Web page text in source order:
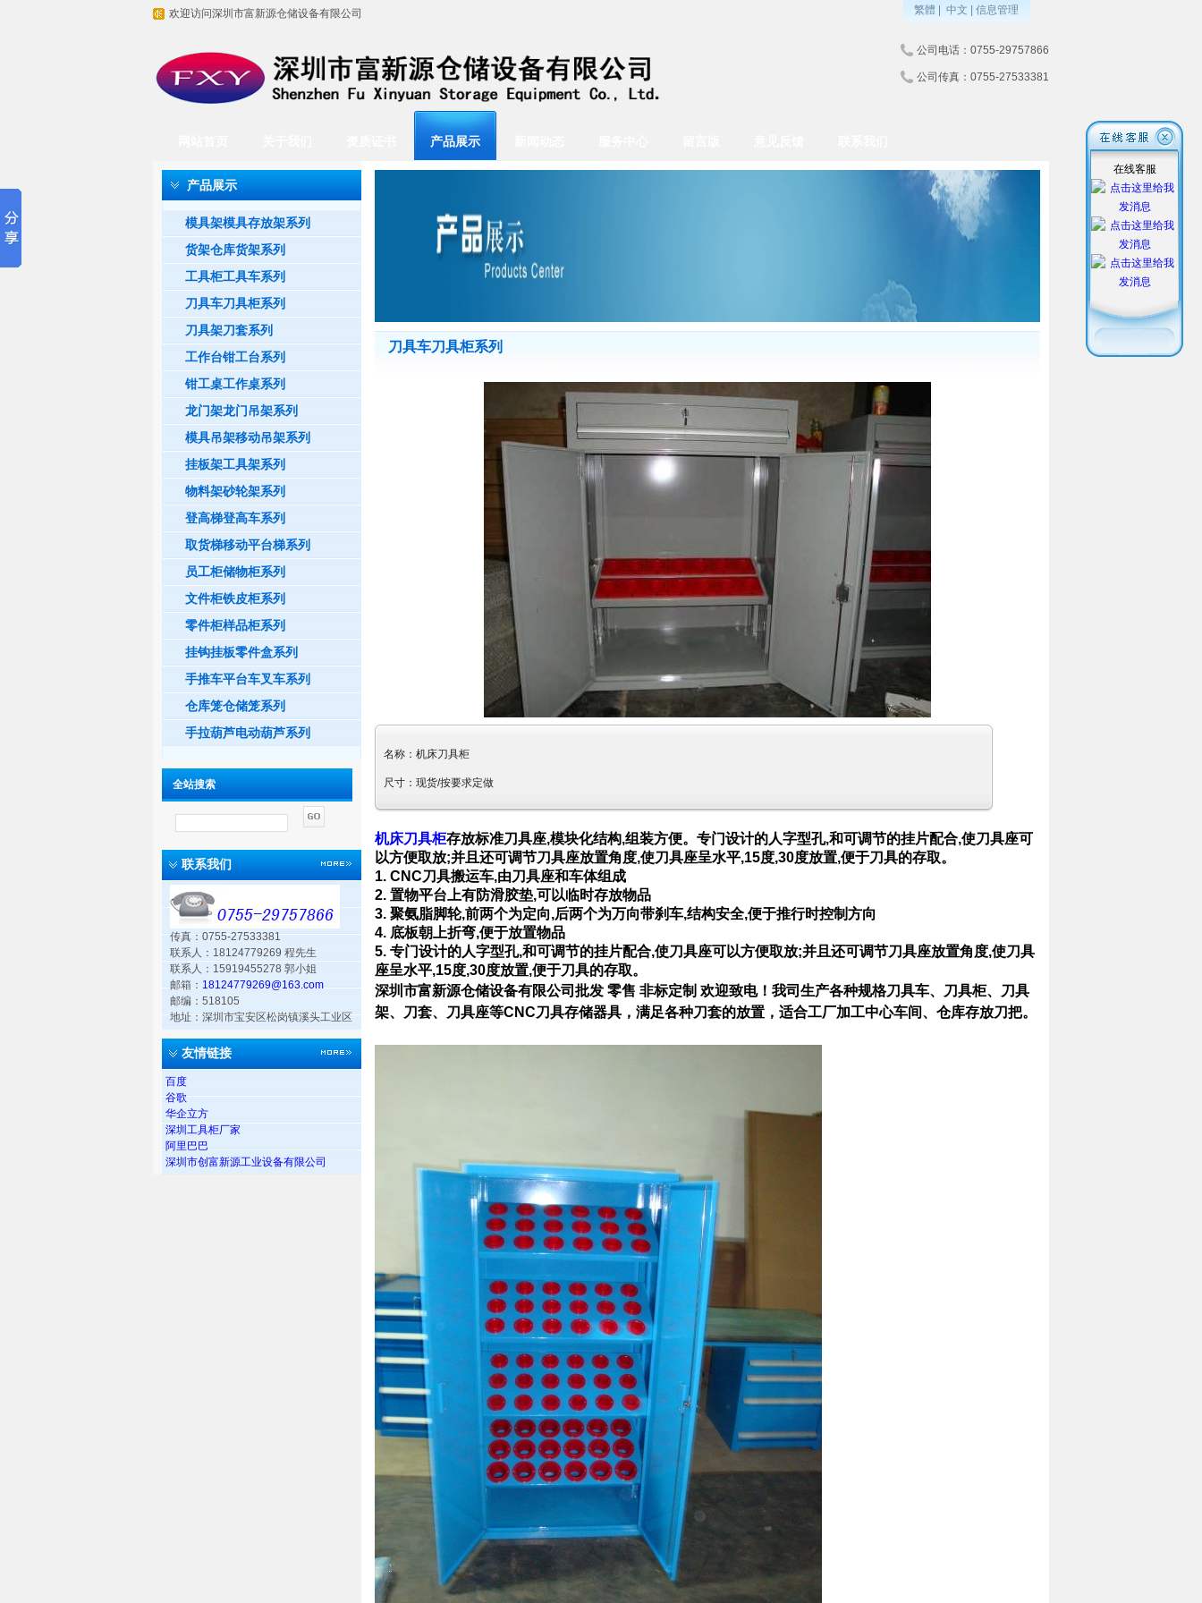
欢迎访问深圳市富新源仓储设备有限公司 繁體 中文 信息管理
公司电话：0755-29757866
公司传真：0755-27533381
产品展示
产品展示
模具架模具存放架系列
货架仓库货架系列
工具柜工具车系列
刀具车刀具柜系列
刀具架刀套系列
工作台钳工台系列
钳工桌工作桌系列
龙门架龙门吊架系列
模具吊架移动吊架系列
挂板架工具架系列
物料架砂轮架系列
登高梯登高车系列
取货梯移动平台梯系列
员工柜储物柜系列
文件柜铁皮柜系列
零件柜样品柜系列
挂钩挂板零件盒系列
手推车平台车叉车系列
仓库笼仓储笼系列
手拉葫芦电动葫芦系列
全站搜索
联系我们
传真：0755-27533381
联系人：18124779269 程先生
联系人：15919455278 郭小姐
邮箱：18124779269@163.com
邮编：518105
地址：深圳市宝安区松岗镇溪头工业区
友情链接
百度
谷歌
华企立方
深圳工具柜厂家
阿里巴巴
深圳市创富新源工业设备有限公司
刀具车刀具柜系列
名称： 机床刀具柜
尺寸：现货/按要求定做
机床刀具柜存放标准刀具座,模块化结构,组装方便。专门设计的人字型孔,和可调节的挂片配合,使刀具座可
以方便取放;并且还可调节刀具座放置角度,使刀具座呈水平,15度,30度放置,便于刀具的存取。
1. CNC刀具搬运车,由刀具座和车体组成
2. 置物平台上有防滑胶垫,可以临时存放物品
3. 聚氨脂脚轮,前两个为定向,后两个为万向带刹车,结构安全,便于推行时控制方向
4. 底板朝上折弯,便于放置物品
5. 专门设计的人字型孔,和可调节的挂片配合,使刀具座可以方便取放;并且还可调节刀具座放置角度,使刀具
座呈水平,15度,30度放置,便于刀具的存取。
深圳市富新源仓储设备有限公司批发 零售 非标定制 欢迎致电！我司生产各种规格刀具车、刀具柜、刀具
架、刀套、刀具座等CNC刀具存储器具，满足各种刀套的放置，适合工厂加工中心车间、仓库存放刀把。
在线客服